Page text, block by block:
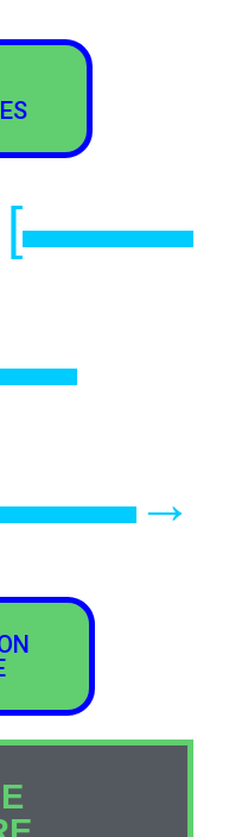
[▬▬▬